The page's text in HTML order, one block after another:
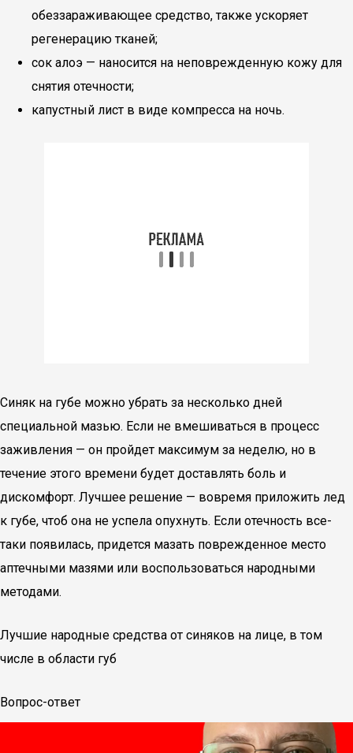
обеззараживающее средство, также ускоряет
регенерацию тканей;
сок алоэ — наносится на неповрежденную кожу для
снятия отечности;
капустный лист в виде компресса на ночь.
Синяк на губе можно убрать за несколько дней
специальной мазью. Если не вмешиваться в процесс
заживления — он пройдет максимум за неделю, но в
течение этого времени будет доставлять боль и
дискомфорт. Лучшее решение — вовремя приложить лед
к губе, чтоб она не успела опухнуть. Если отечность все-
таки появилась, придется мазать поврежденное место
аптечными мазями или воспользоваться народными
методами.
Лучшие народные средства от синяков на лице, в том
числе в области губ
Вопрос-ответ